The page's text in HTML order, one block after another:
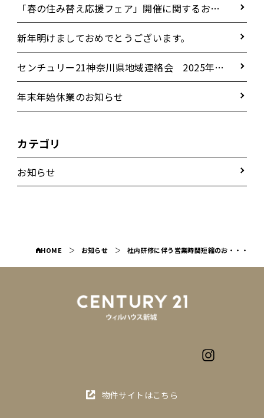
き〉
「春の住み替え応援フェア」開催に関するお知
らせ
新年明けましておめでとうございます。
センチュリー21神奈川県地域連絡会 2025年秋
季セールスラリー表彰パーティー
年末年始休業のお知らせ
カテゴリ
お知らせ
HOME お知らせ 社内研修に伴う営業時間短縮のお・・・
物件サイトはこちら